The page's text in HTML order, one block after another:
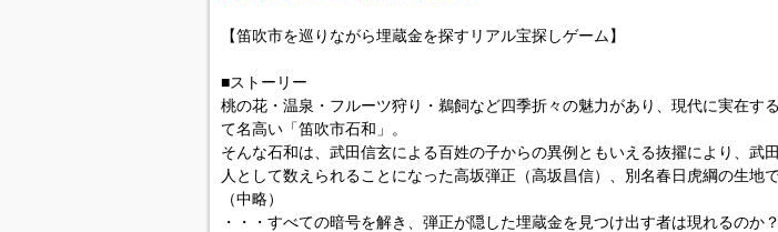
【笛吹市を巡りながら埋蔵金を探すリアル宝探しゲーム】
■ストーリー
桃の花・温泉・フルーツ狩り・鵜飼など四季折々の魅力があり、現代に実在す
て名高い「笛吹市石和」。
そんな石和は、武田信玄による百姓の子からの異例ともいえる抜擢により、武
人として数えられることになった高坂弾正（高坂昌信）、別名春日虎綱の生地で
（中略）
・・・すべての暗号を解き、弾正が隠した埋蔵金を見つけ出す者は現れるのか？